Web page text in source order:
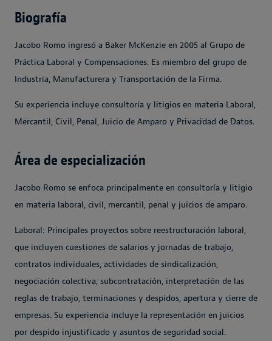
Biografía
Jacobo Romo ingresó a Baker McKenzie en 2005 al Grupo de
Práctica Laboral y Compensaciones. Es miembro del grupo de
Industria, Manufacturera y Transportación de la Firma.
Su experiencia incluye consultoría y litigios en materia Laboral,
Mercantil, Civil, Penal, Juicio de Amparo y Privacidad de Datos.
Área de especialización
Jacobo Romo se enfoca principalmente en consultoría y litigio
en materia laboral, civil, mercantil, penal y juicios de amparo.
Laboral: Principales proyectos sobre reestructuración laboral,
que incluyen cuestiones de salarios y jornadas de trabajo,
contratos individuales, actividades de sindicalización,
negociación colectiva, subcontratación, interpretación de las
reglas de trabajo, terminaciones y despidos, apertura y cierre de
empresas. Su experiencia incluye la representación en juicios
por despido injustificado y asuntos de seguridad social.